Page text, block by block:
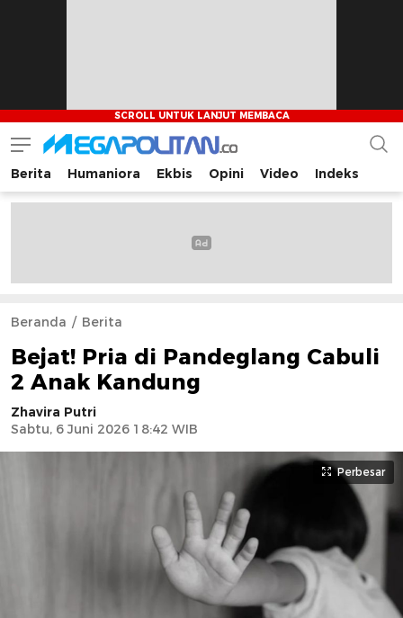
Megapolitan.co
Menyajikan berita-berita fakta bagi pembaca
Berita Humaniora Ekbis Opini Video Indeks
Beranda Berita
Bejat! Pria di Pandeglang Cabuli
2 Anak Kandung
Zhavira Putri
Sabtu, 6 Juni 2026 18:42 WIB
Perbesar